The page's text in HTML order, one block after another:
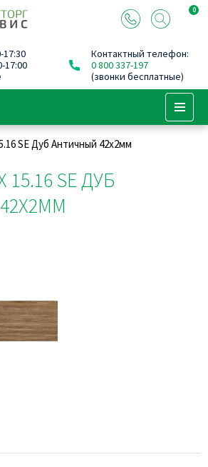
0
17:00
Контактный телефон:
0 800 337-197
(звонки бесплатные)
SЕ Дуб Античный 42х2мм
15.16 SЕ ДУБ